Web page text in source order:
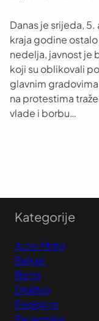
Danas je srijeda,
kraja godine
nedelja, javnost je
koji su oblikovali
glavnim
na protestima
vlade i borbu…
Kategorije
Auto-Moto
Balkan
Biznis
Društvo
Ekologija